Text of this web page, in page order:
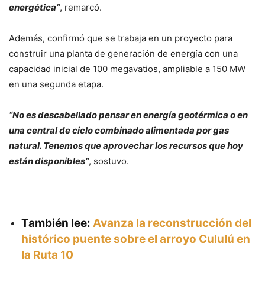
energética”, remarcó.
Además, confirmó que se trabaja en un proyecto para
construir una planta de generación de energía con una
capacidad inicial de 100 megavatios, ampliable a 150 MW
en una segunda etapa.
“No es descabellado pensar en energía geotérmica o en
una central de ciclo combinado alimentada por gas
natural. Tenemos que aprovechar los recursos que hoy
están disponibles”, sostuvo.
También lee: Avanza la reconstrucción del
histórico puente sobre el arroyo Cululú en
la Ruta 10